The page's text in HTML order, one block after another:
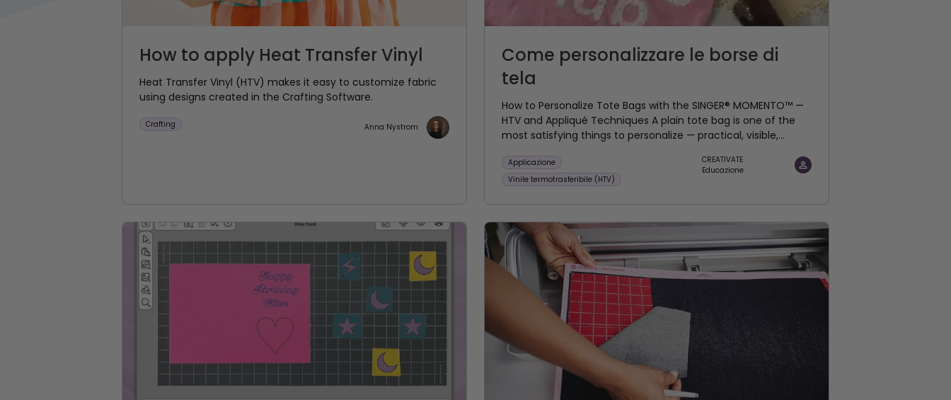
How to apply Heat Transfer Vinyl
Heat Transfer Vinyl (HTV) makes it easy to customize fabric
using designs created in the Crafting Software.
Crafting Anna Nystrom
Come personalizzare le borse di
tela
How to Personalize Tote Bags with the SINGER® MOMENTO™ —
HTV and Appliqué Techniques A plain tote bag is one of the
most satisfying things to personalize — practical, visible,...
Applicazione
Vinile termotrasferibile (HTV)
CREATIVATE
Educazione